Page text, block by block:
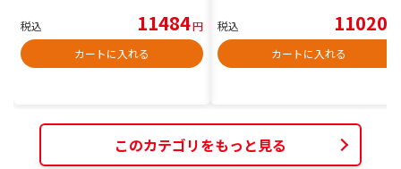
税込 11484円
カートに入れる
税込 11020
カートに入れる
このカテゴリをもっと見る